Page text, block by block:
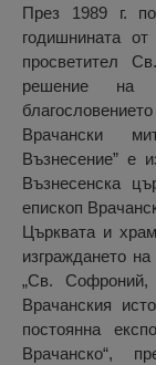
През 1989 г.
годишнината
просветител
решение на
Врачански
Възнесение” е
Възнесенска
епископ
Църквата и
изграждането
„Св. Софроний,
Врачанския
постоянна
Врачанско“,